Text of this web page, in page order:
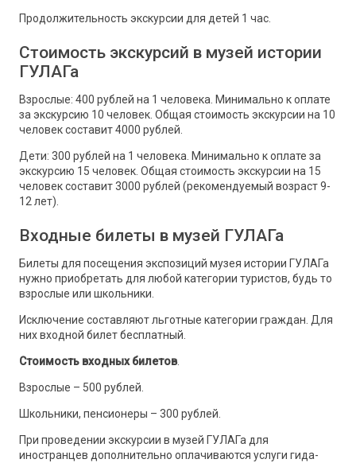
Продолжительность экскурсии для детей 1 час.
Стоимость экскурсий в музей истории
ГУЛАГа
Взрослые: 400 рублей на 1 человека. Минимально к оплате
за экскурсию 10 человек. Общая стоимость экскурсии на 10
человек составит 4000 рублей.
Дети: 300 рублей на 1 человека. Минимально к оплате за
экскурсию 15 человек. Общая стоимость экскурсии на 15
человек составит 3000 рублей (рекомендуемый возраст 9-
12 лет).
Входные билеты в музей ГУЛАГа
Билеты для посещения экспозиций музея истории ГУЛАГа
нужно приобретать для любой категории туристов, будь то
взрослые или школьники.
Исключение составляют льготные категории граждан. Для
них входной билет бесплатный.
Стоимость входных билетов.
Взрослые – 500 рублей.
Школьники, пенсионеры – 300 рублей.
При проведении экскурсии в музей ГУЛАГа для
иностранцев дополнительно оплачиваются услуги гида-